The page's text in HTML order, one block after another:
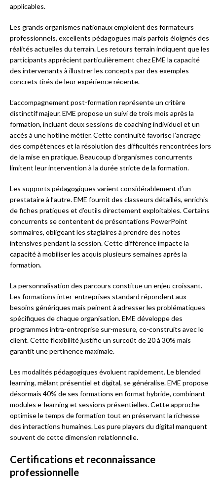
applicables.
Les grands organismes nationaux emploient des formateurs
professionnels, excellents pédagogues mais parfois éloignés des
réalités actuelles du terrain. Les retours terrain indiquent que les
participants apprécient particulièrement chez EME la capacité
des intervenants à illustrer les concepts par des exemples
concrets tirés de leur expérience récente.
L’accompagnement post-formation représente un critère
distinctif majeur. EME propose un suivi de trois mois après la
formation, incluant deux sessions de coaching individuel et un
accès à une hotline métier. Cette continuité favorise l’ancrage
des compétences et la résolution des difficultés rencontrées lors
de la mise en pratique. Beaucoup d’organismes concurrents
limitent leur intervention à la durée stricte de la formation.
Les supports pédagogiques varient considérablement d’un
prestataire à l’autre. EME fournit des classeurs détaillés, enrichis
de fiches pratiques et d’outils directement exploitables. Certains
concurrents se contentent de présentations PowerPoint
sommaires, obligeant les stagiaires à prendre des notes
intensives pendant la session. Cette différence impacte la
capacité à mobiliser les acquis plusieurs semaines après la
formation.
La personnalisation des parcours constitue un enjeu croissant.
Les formations inter-entreprises standard répondent aux
besoins génériques mais peinent à adresser les problématiques
spécifiques de chaque organisation. EME développe des
programmes intra-entreprise sur-mesure, co-construits avec le
client. Cette flexibilité justifie un surcoût de 20 à 30% mais
garantit une pertinence maximale.
Les modalités pédagogiques évoluent rapidement. Le blended
learning, mêlant présentiel et digital, se généralise. EME propose
désormais 40% de ses formations en format hybride, combinant
modules e-learning et sessions présentielles. Cette approche
optimise le temps de formation tout en préservant la richesse
des interactions humaines. Les pure players du digital manquent
souvent de cette dimension relationnelle.
Certifications et reconnaissance
professionnelle